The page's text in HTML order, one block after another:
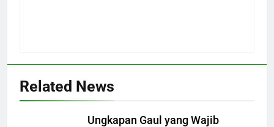
Related News
Ungkapan Gaul yang Wajib